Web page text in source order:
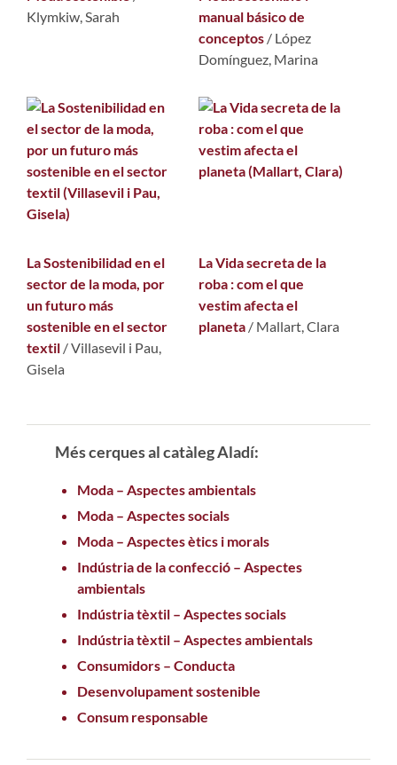
Klymkiw, Sarah
manual básico de
conceptos / López
Domínguez, Marina
La Sostenibilidad en el
sector de la moda, por
un futuro más
sostenible en el sector
textil /Villasevil i Pau,
Gisela
La Vida secreta de la
roba : com el que
vestim afecta el
planeta / Mallart, Clara
Més cerques al catàleg Aladí:
Moda – Aspectes ambientals
Moda – Aspectes socials
Moda – Aspectes ètics i morals
Indústria de la confecció – Aspectes
ambientals
Indústria tèxtil – Aspectes socials
Indústria tèxtil – Aspectes ambientals
Consumidors – Conducta
Desenvolupament sostenible
Consum responsable